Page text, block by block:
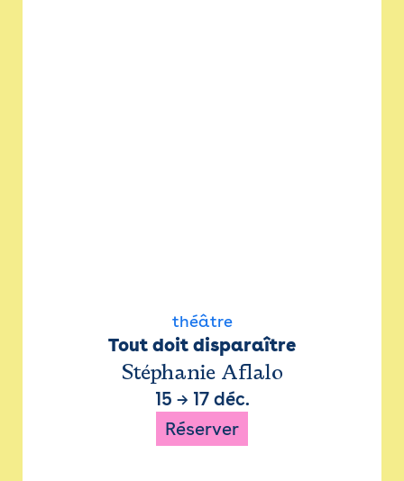
théâtre
Tout doit disparaître
Stéphanie Aflalo
15 → 17 déc.
Réserver